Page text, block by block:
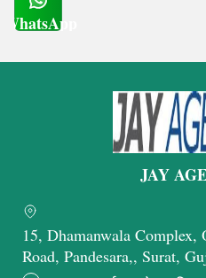
WhatsApp
JAY
15, Dhamanwala
Road, Pandesara,, Surat,